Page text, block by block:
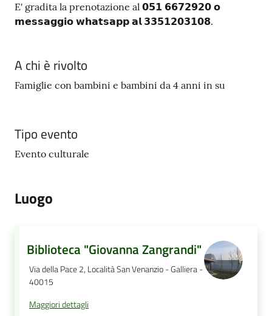
E' gradita la prenotazione al 𝟬𝟱𝟭 𝟲𝟲𝟳𝟮𝟵𝟮𝟬 𝗼
𝗺𝗲𝘀𝘀𝗮𝗴𝗴𝗶𝗼 𝘄𝗵𝗮𝘁𝘀𝗮𝗽𝗽 𝗮𝗹 𝟯𝟯𝟱𝟭𝟮𝟬𝟯𝟭𝟬𝟴.
A chi è rivolto
Famiglie con bambini e bambini da 4 anni in su
Tipo evento
Evento culturale
Luogo
Biblioteca "Giovanna Zangrandi"
Via della Pace 2, Località San Venanzio - Galliera -
40015
Maggiori dettagli